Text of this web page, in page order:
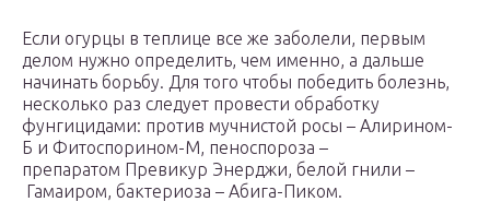
Если огурцы в теплице все же заболели, первым
делом нужно определить, чем именно, а дальше
начинать борьбу. Для того чтобы победить болезнь,
несколько раз следует провести обработку
фунгицидами: против мучнистой росы – Алирином-
Б и Фитоспорином-М, пеноспороза –
препаратом Превикур Энерджи, белой гнили –
Гамаиром, бактериоза – Абига-Пиком.